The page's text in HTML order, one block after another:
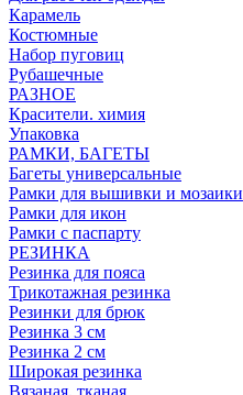
Карамель
Костюмные
Набор пуговиц
Рубашечные
РАЗНОЕ
Красители. химия
Упаковка
РАМКИ, БАГЕТЫ
Багеты универсальные
Рамки для вышивки и мозаики
Рамки для икон
Рамки с паспарту
РЕЗИНКА
Резинка для пояса
Трикотажная резинка
Резинки для брюк
Резинка 3 см
Резинка 2 см
Широкая резинка
Вязаная, тканая